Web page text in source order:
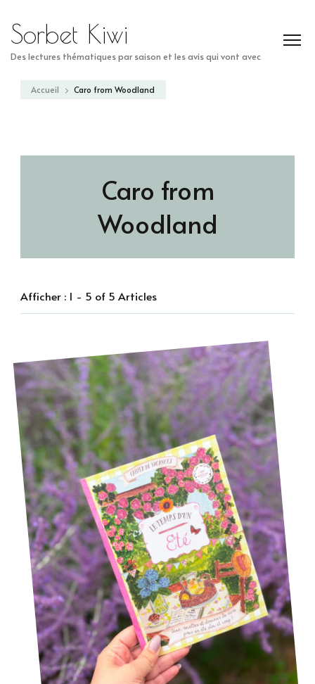
Sorbet Kiwi
Des lectures thématiques par saison et les avis qui vont avec
Accueil Caro from Woodland
Caro from
Woodland
Afficher : 1 - 5 of 5 Articles